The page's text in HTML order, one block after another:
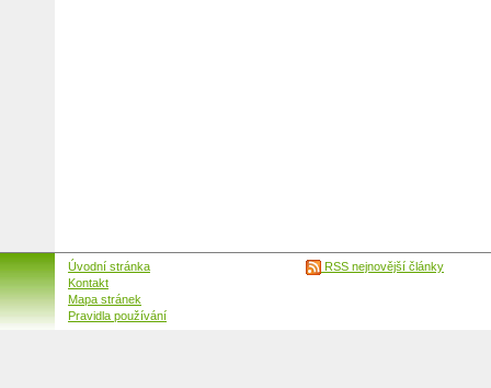
Úvodní stránka
Kontakt
Mapa stránek
Pravidla používání
RSS nejnovější články